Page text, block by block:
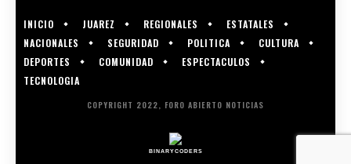
INICIO JUAREZ REGIONALES
ESTATALES
NACIONALES
SEGURIDAD POLITICA
CULTURA
DEPORTES
COMUNIDAD
ESPECTACULOS
TECNOLOGIA
COPYRIGHT 2022, FORO ABIERTO NOTICIAS
BINARYCODERS